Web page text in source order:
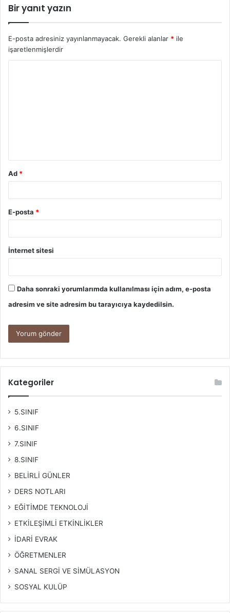
Bir yanıt yazın
E-posta adresiniz yayınlanmayacak. Gerekli alanlar * ile
işaretlenmişlerdir
Ad *
E-posta *
İnternet sitesi
Daha sonraki yorumlarımda kullanılması için adım, e-posta
adresim ve site adresim bu tarayıcıya kaydedilsin.
Kategoriler
5.SINIF
6.SINIF
7.SINIF
8.SINIF
BELİRLİ GÜNLER
DERS NOTLARI
EĞİTİMDE TEKNOLOJİ
ETKİLEŞİMLİ ETKİNLİKLER
İDARİ EVRAK
ÖĞRETMENLER
SANAL SERGİ VE SİMÜLASYON
SOSYAL KULÜP